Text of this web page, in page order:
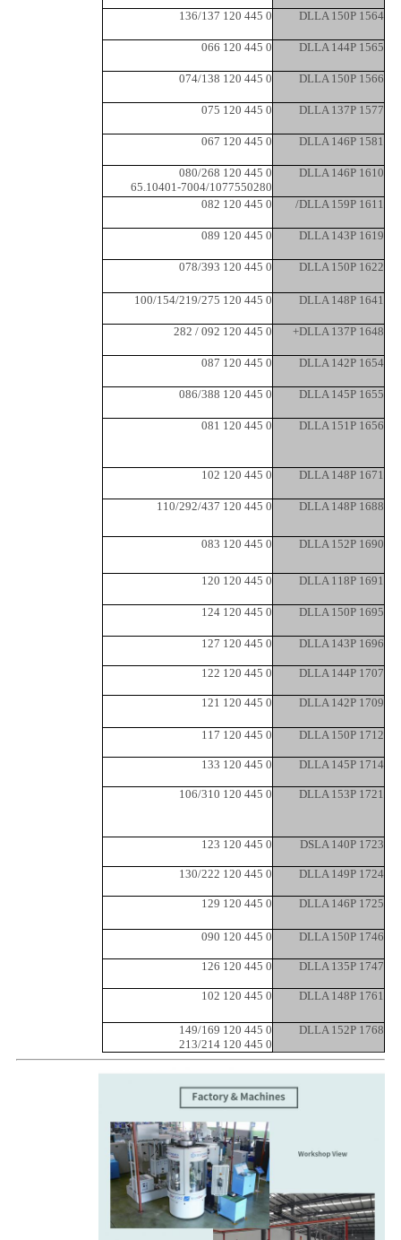
DLLA 150P 1564
0 445 120 136/137
DLLA 144P 1565
0 445 120 066
DLLA 150P 1566
0 445 120 074/138
DLLA 137P 1577
0 445 120 075
DLLA 146P 1581
0 445 120 067
DLLA 146P 1610
0 445 120 080/268
65.10401-7004/1077550280
DLLA 159P 1611/
0 445 120 082
DLLA 143P 1619
0 445 120 089
DLLA 150P 1622
0 445 120 078/393
DLLA 148P 1641
0 445 120 100/154/219/275
DLLA 137P 1648+
0 445 120 092 / 282
DLLA 142P 1654
0 445 120 087
DLLA 145P 1655
0 445 120 086/388
DLLA 151P 1656
0 445 120 081
DLLA 148P 1671
0 445 120 102
DLLA 148P 1688
0 445 120 110/292/437
DLLA 152P 1690
0 445 120 083
DLLA 118P 1691
0 445 120 120
DLLA 150P 1695
0 445 120 124
DLLA 143P 1696
0 445 120 127
DLLA 144P 1707
0 445 120 122
DLLA 142P 1709
0 445 120 121
DLLA 150P 1712
0 445 120 117
DLLA 145P 1714
0 445 120 133
DLLA 153P 1721
0 445 120 106/310
DSLA 140P 1723
0 445 120 123
DLLA 149P 1724
0 445 120 130/222
DLLA 146P 1725
0 445 120 129
DLLA 150P 1746
0 445 120 090
DLLA 135P 1747
0 445 120 126
DLLA 148P 1761
0 445 120 102
DLLA 152P 1768
0 445 120 149/169
0 445 120 213/214